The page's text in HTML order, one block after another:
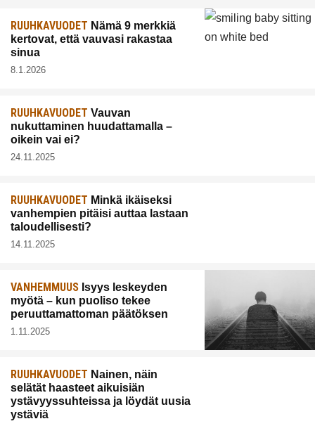
RUUHKAVUODET Nämä 9 merkkiä
kertovat, että vauvasi rakastaa
sinua
8.1.2026
RUUHKAVUODET Vauvan
nukuttaminen huudattamalla –
oikein vai ei?
24.11.2025
RUUHKAVUODET Minkä ikäiseksi
vanhempien pitäisi auttaa lastaan
taloudellisesti?
14.11.2025
VANHEMMUUS Isyys leskeyden
myötä – kun puoliso tekee
peruuttamattoman päätöksen
1.11.2025
RUUHKAVUODET Nainen, näin
selätät haasteet aikuisiän
ystävyyssuhteissa ja löydät uusia
ystäviä